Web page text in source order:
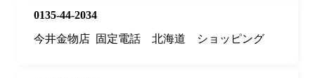
0135-44-2034
今井金物店 固定電話 北海道 ショッピング